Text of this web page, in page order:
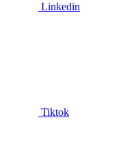
Linkedin
Tiktok